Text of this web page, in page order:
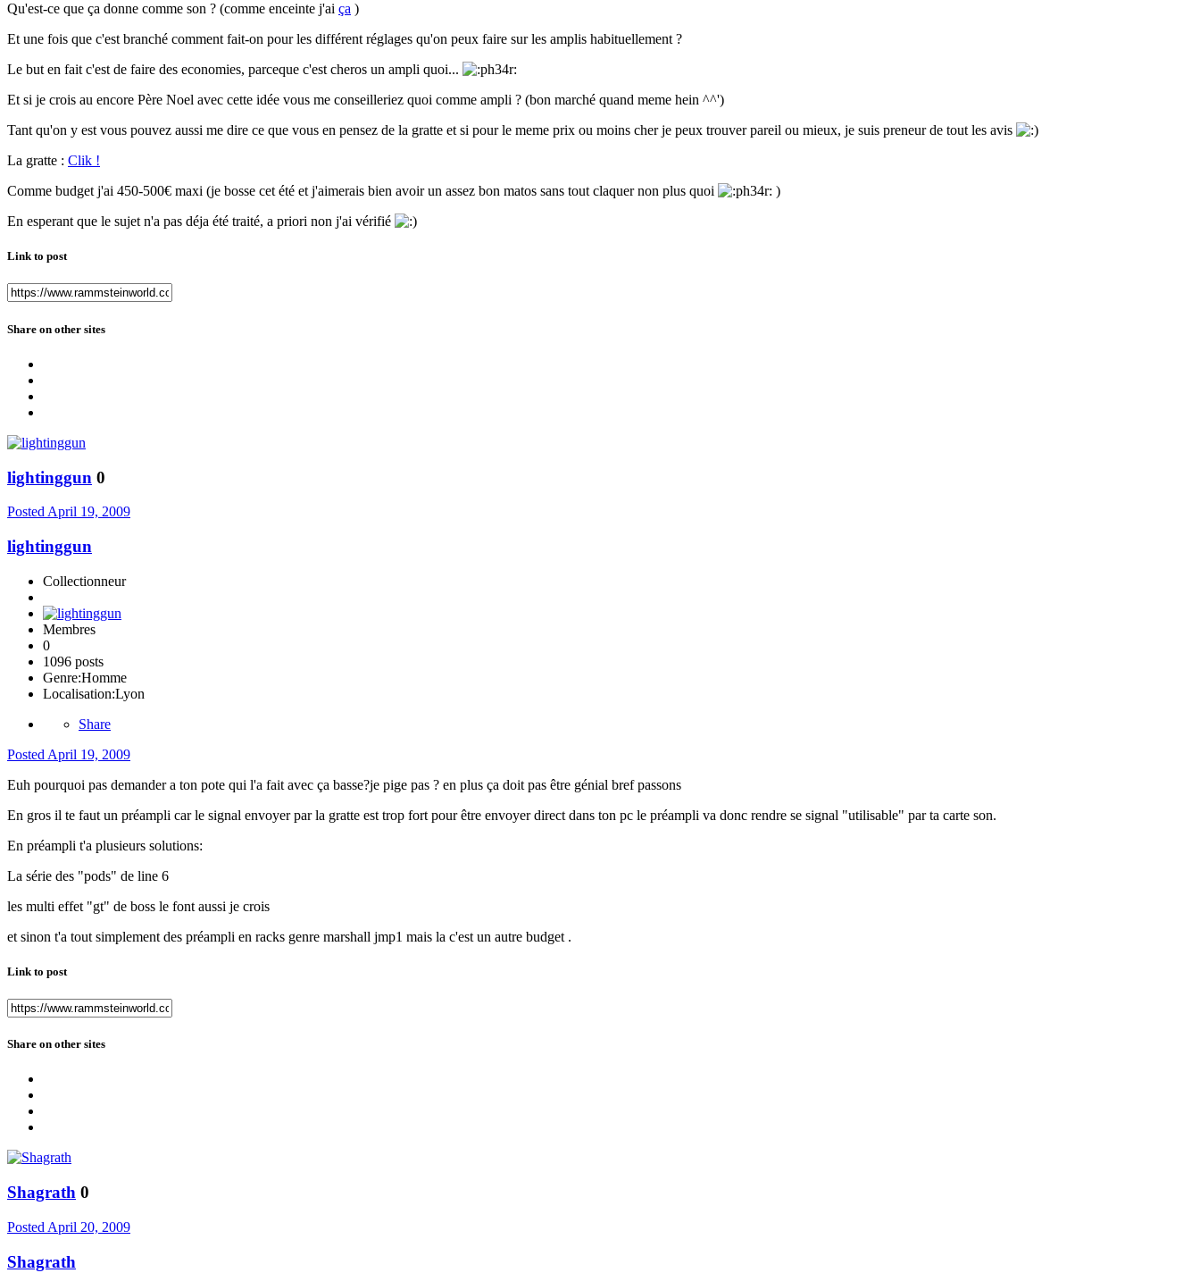
Qu'est-ce que ça donne comme son ? (comme enceinte j'ai ça )
Et une fois que c'est branché comment fait-on pour les différent réglages qu'on peux faire sur les amplis habituellement ?
Le but en fait c'est de faire des economies, parceque c'est cheros un ampli quoi...
Et si je crois au encore Père Noel avec cette idée vous me conseilleriez quoi comme ampli ? (bon marché quand meme hein ^^')
Tant qu'on y est vous pouvez aussi me dire ce que vous en pensez de la gratte et si pour le meme prix ou moins cher je peux trouver pareil ou mieux, je suis preneur de tout les avis
La gratte : Clik !
Comme budget j'ai 450-500€ maxi (je bosse cet été et j'aimerais bien avoir un assez bon matos sans tout claquer non plus quoi
)
En esperant que le sujet n'a pas déja été traité, a priori non j'ai vérifié
Link to post
Share on other sites
lightinggun 0
Posted April 19, 2009
lightinggun
Collectionneur
Membres
0
1096 posts
Genre:Homme
Localisation:Lyon
Share
Posted April 19, 2009
Euh pourquoi pas demander a ton pote qui l'a fait avec ça basse?je pige pas ? en plus ça doit pas être génial bref passons
En gros il te faut un préampli car le signal envoyer par la gratte est trop fort pour être envoyer direct dans ton pc le préampli va donc rendre se signal "utilisable" par ta carte son.
En préampli t'a plusieurs solutions:
La série des "pods" de line 6
les multi effet "gt" de boss le font aussi je crois
et sinon t'a tout simplement des préampli en racks genre marshall jmp1 mais la c'est un autre budget .
Link to post
Share on other sites
Shagrath 0
Posted April 20, 2009
Shagrath